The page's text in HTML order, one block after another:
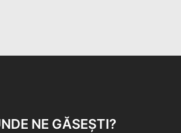
NE GĂSEȘTI?